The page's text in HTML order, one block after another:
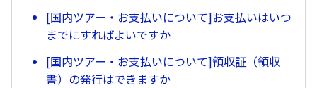
[国内ツアー・お支払いについて]お支払いはいつ
までにすればよいですか
[国内ツアー・お支払いについて]領収証（領収
書）の発行はできますか